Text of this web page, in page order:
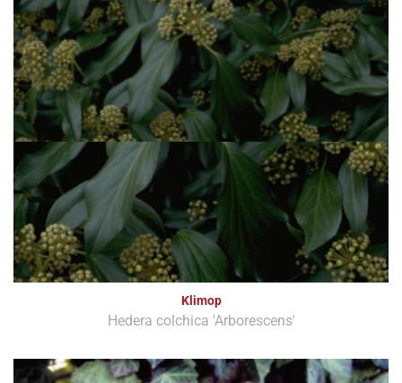
Klimop
Hedera colchica 'Arborescens'